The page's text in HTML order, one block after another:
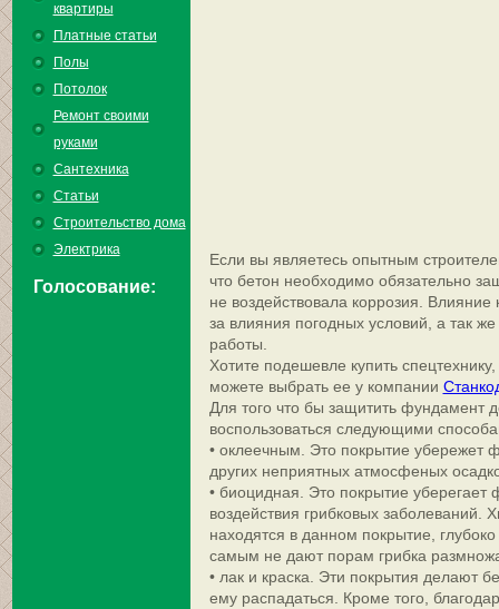
квартиры
Платные статьи
Полы
Потолок
Ремонт своими
руками
Сантехника
Статьи
Строительство дома
Электрика
Голосование:
Если вы являетесь опытным
что бетон необходимо обязательно
не воздействовала коррозия.
за влияния погодных условий, а так
работы.
Хотите подешевле купить
можете выбрать ее у компании
Для того что бы защитить фундамент
воспользоваться следующими
• оклеечным. Это покрытие убережет
других неприятных атмосфеных
• биоцидная. Это покрытие уберегает
воздействия грибковых заболеваний.
находятся в данном покрытие,
самым не дают порам грибка
• лак и краска. Эти покрытия делают
ему распадаться. Кроме того,